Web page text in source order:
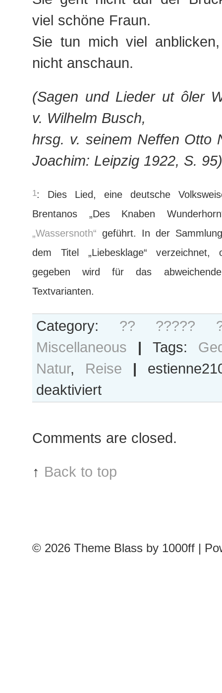
viel schöne Fraun.
Sie tun mich viel
nicht anschaun.
(Sagen und Lieder ut ôler
v. Wilhelm Busch,
hrsg. v. seinem Neffen Otto
Joachim: Leipzig 1922, S. 95)
1: Dies Lied, eine deutsche
Brentanos „Des Knaben
„Wassersnoth“ geführt. In der
dem Titel „Liebesklage“ verzeichnet,
gegeben wird für das
Textvarianten.
Category: ?? ?????
Miscellaneous | Tags:
Natur, Reise |
deaktiviertBis
Comments are closed.
↑ Back to top
© 2026 Theme Blass by 1000ff |